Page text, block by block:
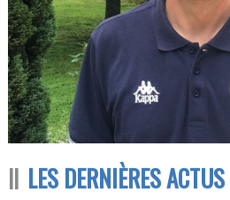
LES DERNIÈRES ACTUS